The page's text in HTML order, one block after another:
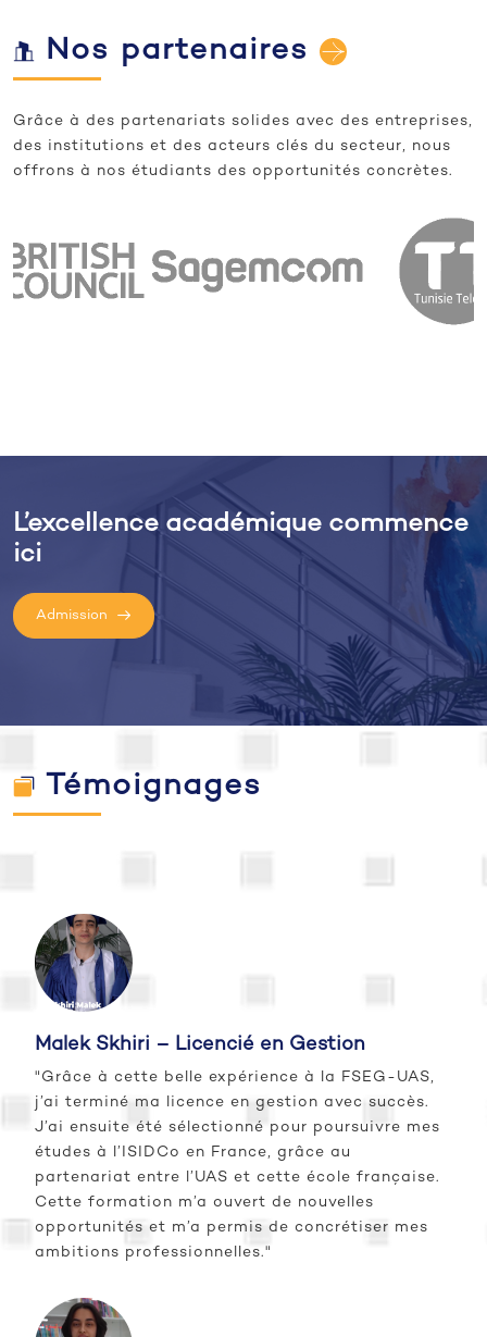
Nos partenaires
Grâce à des partenariats solides avec des entreprises,
des institutions et des acteurs clés du secteur, nous
offrons à nos étudiants des opportunités concrètes.
L’excellence académique commence
ici
Admission
Témoignages
Malek Skhiri – Licencié en Gestion
"Grâce à cette belle expérience à la FSEG-UAS,
j’ai terminé ma licence en gestion avec succès.
J’ai ensuite été sélectionné pour poursuivre mes
études à l’ISIDCo en France, grâce au
partenariat entre l’UAS et cette école française.
Cette formation m’a ouvert de nouvelles
opportunités et m’a permis de concrétiser mes
ambitions professionnelles."